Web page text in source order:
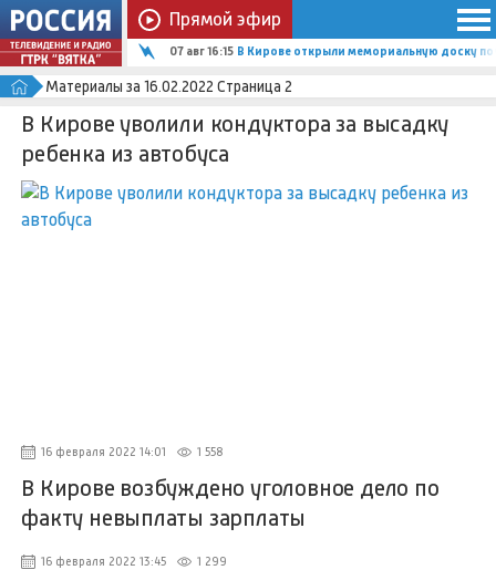
Прямой эфир
07 авг 16:15 В Кирове открыли мемориальную доску
Материалы за 16.02.2022 Страница 2
В Кирове уволили кондуктора за высадку
ребенка из автобуса
16 февраля 2022 14:01 1 558
В Кирове возбуждено уголовное дело по
факту невыплаты зарплаты
16 февраля 2022 13:45 1 299